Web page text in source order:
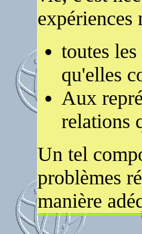
expériences
toutes
qu'elles
Aux
relations
Un tel
problèmes
manière